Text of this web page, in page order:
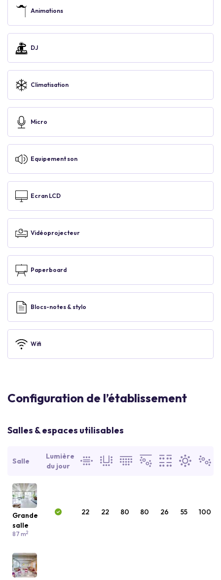
Animations
DJ
Climatisation
Micro
Equipement son
Ecran LCD
Vidéoprojecteur
Paperboard
Blocs-notes & stylo
Wifi
Configuration de l’établissement
Salles & espaces utilisables
Salle
Lumière
du jour
Grande
salle
87 m2
22 22 80 80 26 55 100